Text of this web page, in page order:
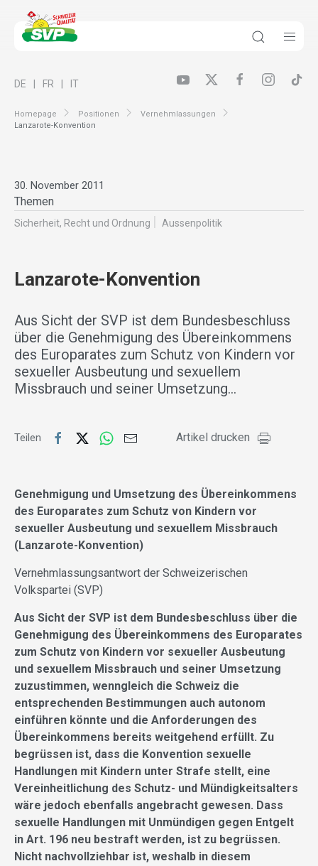
Homepage Positionen
Vernehmlassungen
Lanzarote-Konvention
DE FR IT
30. November 2011
Themen
Sicherheit, Recht und Ordnung Aussenpolitik
Lanzarote-Konvention
Aus Sicht der SVP ist dem Bundesbeschluss
über die Genehmigung des Übereinkommens
des Europarates zum Schutz von Kindern vor
sexueller Ausbeutung und sexuellem
Missbrauch und seiner Umsetzung…
Teilen Artikel drucken
Genehmigung und Umsetzung des Übereinkommens
des Europarates zum Schutz von Kindern vor
sexueller Ausbeutung und sexuellem Missbrauch
(Lanzarote-Konvention)
Vernehmlassungsantwort der Schweizerischen
Volkspartei (SVP)
Aus Sicht der SVP ist dem Bundesbeschluss über die
Genehmigung des Übereinkommens des Europarates
zum Schutz von Kindern vor sexueller Ausbeutung
und sexuellem Missbrauch und seiner Umsetzung
zuzustimmen, wenngleich die Schweiz die
entsprechenden Bestimmungen auch autonom
einführen könnte und die Anforderungen des
Übereinkommens bereits weitgehend erfüllt. Zu
begrüssen ist, dass die Konvention sexuelle
Handlungen mit Kindern unter Strafe stellt, eine
Vereinheitlichung des Schutz- und Mündigkeitsalters
wäre jedoch ebenfalls angebracht gewesen. Dass
sexuelle Handlungen mit Unmündigen gegen Entgelt
in Art. 196 neu bestraft werden, ist zu begrüssen.
Nicht nachvollziehbar ist, weshalb in diesem